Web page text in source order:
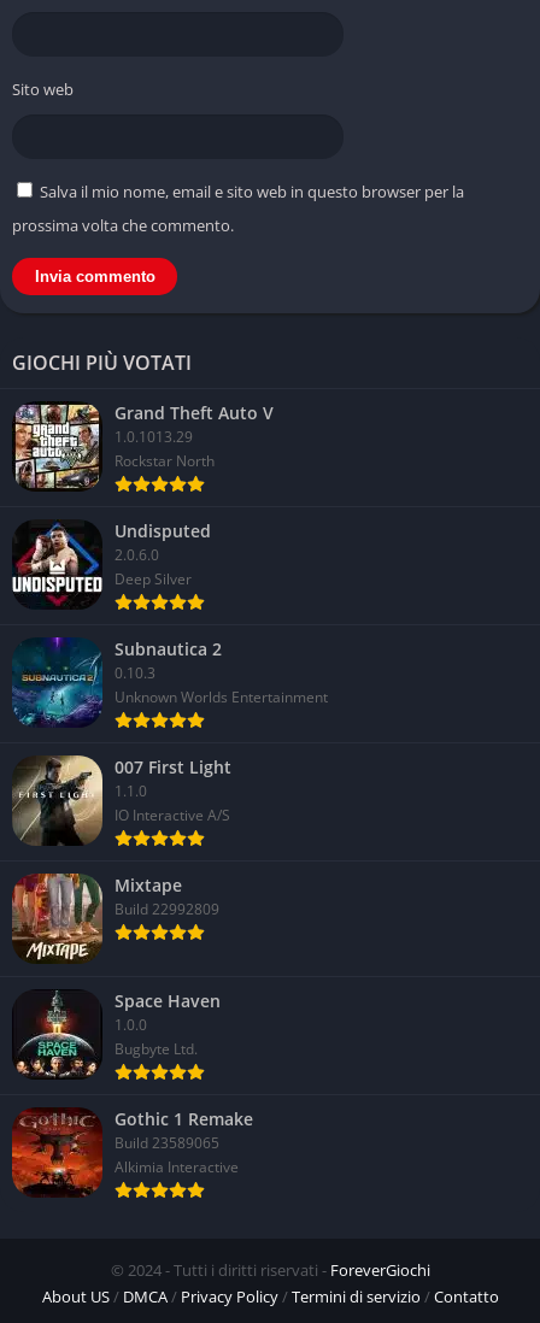
Sito web
Salva il mio nome, email e sito web in questo browser per la
prossima volta che commento.
GIOCHI PIÙ VOTATI
Grand Theft Auto V
1.0.1013.29
Rockstar North
Undisputed
2.0.6.0
Deep Silver
Subnautica 2
0.10.3
Unknown Worlds Entertainment
007 First Light
1.1.0
IO Interactive A/S
Mixtape
Build 22992809
Space Haven
1.0.0
Bugbyte Ltd.
Gothic 1 Remake
Build 23589065
Alkimia Interactive
© 2024 - Tutti i diritti riservati - ForeverGiochi
About US/ DMCA/ Privacy Policy/Termini di servizio /Contatto